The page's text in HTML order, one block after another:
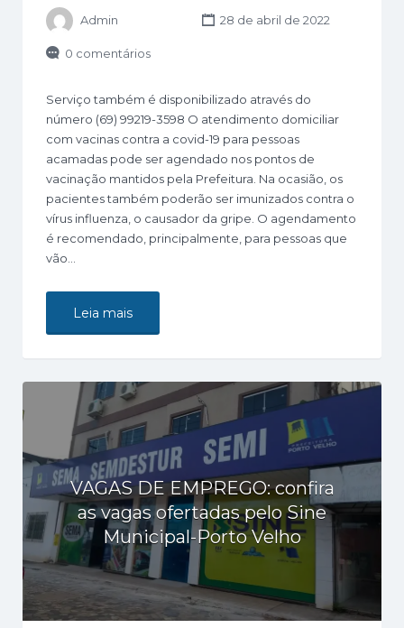
Admin 28 de abril de 2022
0 comentários
Serviço também é disponibilizado através do
número (69) 99219-3598 O atendimento domiciliar
com vacinas contra a covid-19 para pessoas
acamadas pode ser agendado nos pontos de
vacinação mantidos pela Prefeitura. Na ocasião, os
pacientes também poderão ser imunizados contra o
vírus influenza, o causador da gripe. O agendamento
é recomendado, principalmente, para pessoas que
vão…
Leia mais
VAGAS DE EMPREGO: confira
as vagas ofertadas pelo Sine
Municipal-Porto Velho